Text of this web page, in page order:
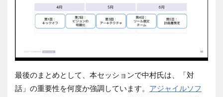
最後のまとめとして、本セッションで中村氏は、「対
話」の重要性を何度か強調しています。 アジャイルソフ